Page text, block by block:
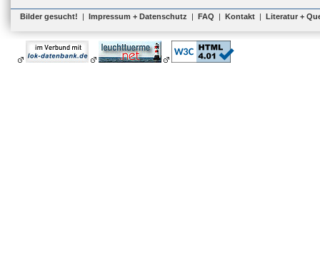
Bilder gesucht! | Impressum + Datenschutz | FAQ | Kontakt | Literatur +